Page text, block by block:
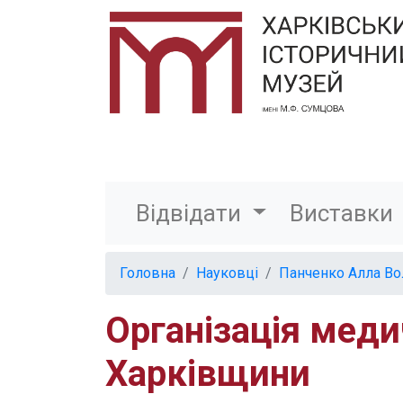
Відвідати Виставки
Головна Науковці Панченко Алла
Організація
Харківщини